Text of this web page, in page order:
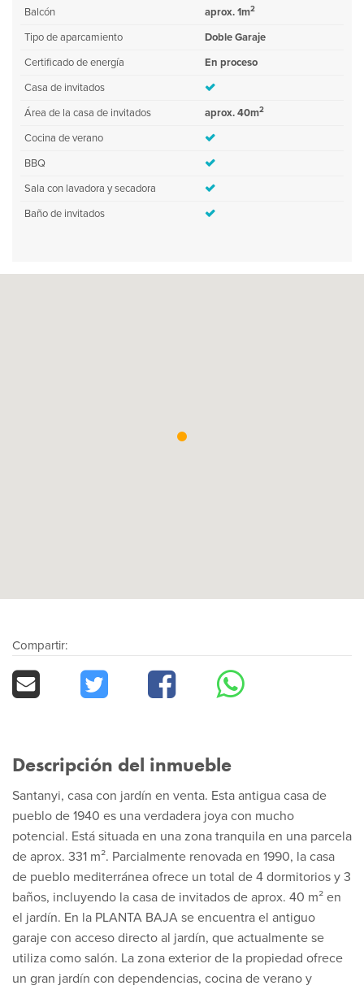
Balcón aprox. 1m2
Tipo de aparcamiento
Doble Garaje
Certificado de energía
En proceso
Casa de invitados
Área de la casa de invitados
aprox. 40m2
Cocina de verano
BBQ
Sala con lavadora y secadora
Baño de invitados
Compartir:
Descripción del inmueble
Santanyi, casa con jardín en venta. Esta antigua casa de
pueblo de 1940 es una verdadera joya con mucho
potencial. Está situada en una zona tranquila en una parcela
de aprox. 331 m². Parcialmente renovada en 1990, la casa
de pueblo mediterránea ofrece un total de 4 dormitorios y 3
baños, incluyendo la casa de invitados de aprox. 40 m² en
el jardín. En la PLANTA BAJA se encuentra el antiguo
garaje con acceso directo al jardín, que actualmente se
utiliza como salón. La zona exterior de la propiedad ofrece
un gran jardín con dependencias, cocina de verano y